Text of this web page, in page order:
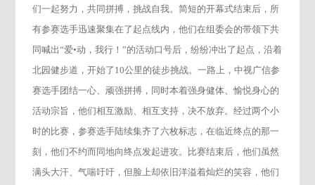
们一起努力，共同拼搏，挑战自我。简短的开幕式结束后，所
有参赛选手迅速聚集在了起点线内，他们在组委会的带领下共
同喊出“爱•动，我行！”的活动口号后，纷纷冲出了起点，沿着
北园健步道，开始了10公里的徒步挑战。一路上，中视广信参
赛选手团结一心、顽强拼搏，同时本着强身健体、愉悦身心的
活动宗旨，他们相互激励、相互支持，决不放弃。经过两个小
时的比赛，参赛选手陆续集齐了六枚标志，在临近终点的那一
刻，他们不约而同地向终点发起进攻。比赛结束后，他们虽然
满头大汗、气喘吁吁，但脸上却依旧洋溢着灿烂的笑容，他们